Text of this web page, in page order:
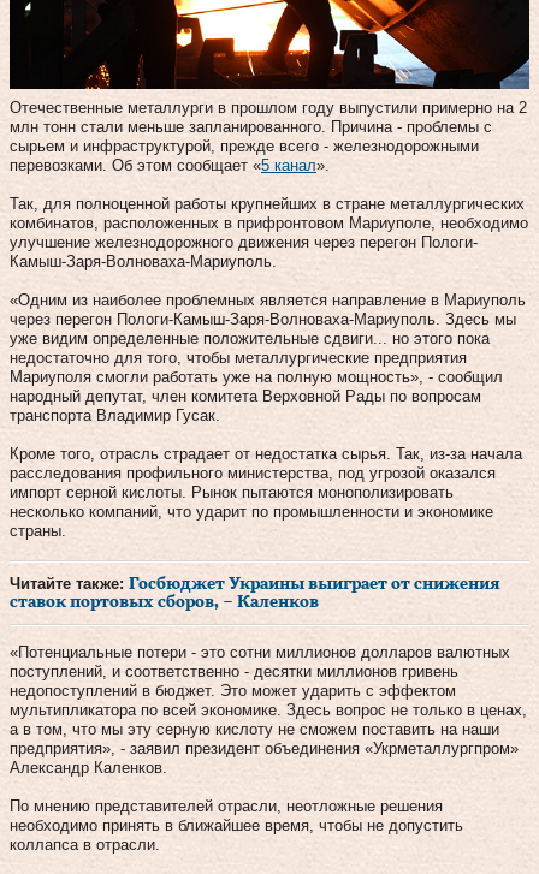
Отечественные металлурги в прошлом году выпустили примерно на 2
млн тонн стали меньше запланированного. Причина - проблемы с
сырьем и инфраструктурой, прежде всего - железнодорожными
перевозками. Об этом сообщает «5 канал».
Так, для полноценной работы крупнейших в стране металлургических
комбинатов, расположенных в прифронтовом Мариуполе, необходимо
улучшение железнодорожного движения через перегон Пологи-
Камыш-Заря-Волноваха-Мариуполь.
«Одним из наиболее проблемных является направление в Мариуполь
через перегон Пологи-Камыш-Заря-Волноваха-Мариуполь. Здесь мы
уже видим определенные положительные сдвиги... но этого пока
недостаточно для того, чтобы металлургические предприятия
Мариуполя смогли работать уже на полную мощность», - сообщил
народный депутат, член комитета Верховной Рады по вопросам
транспорта Владимир Гусак.
Кроме того, отрасль страдает от недостатка сырья. Так, из-за начала
расследования профильного министерства, под угрозой оказался
импорт серной кислоты. Рынок пытаются монополизировать
несколько компаний, что ударит по промышленности и экономике
страны.
Читайте также: Госбюджет Украины выиграет от снижения
ставок портовых сборов, – Каленков
«Потенциальные потери - это сотни миллионов долларов валютных
поступлений, и соответственно - десятки миллионов гривень
недопоступлений в бюджет. Это может ударить с эффектом
мультипликатора по всей экономике. Здесь вопрос не только в ценах,
а в том, что мы эту серную кислоту не сможем поставить на наши
предприятия», - заявил президент объединения «Укрметаллургпром»
Александр Каленков.
По мнению представителей отрасли, неотложные решения
необходимо принять в ближайшее время, чтобы не допустить
коллапса в отрасли.